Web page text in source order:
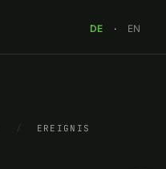
DE · EN
/ EREIGNIS